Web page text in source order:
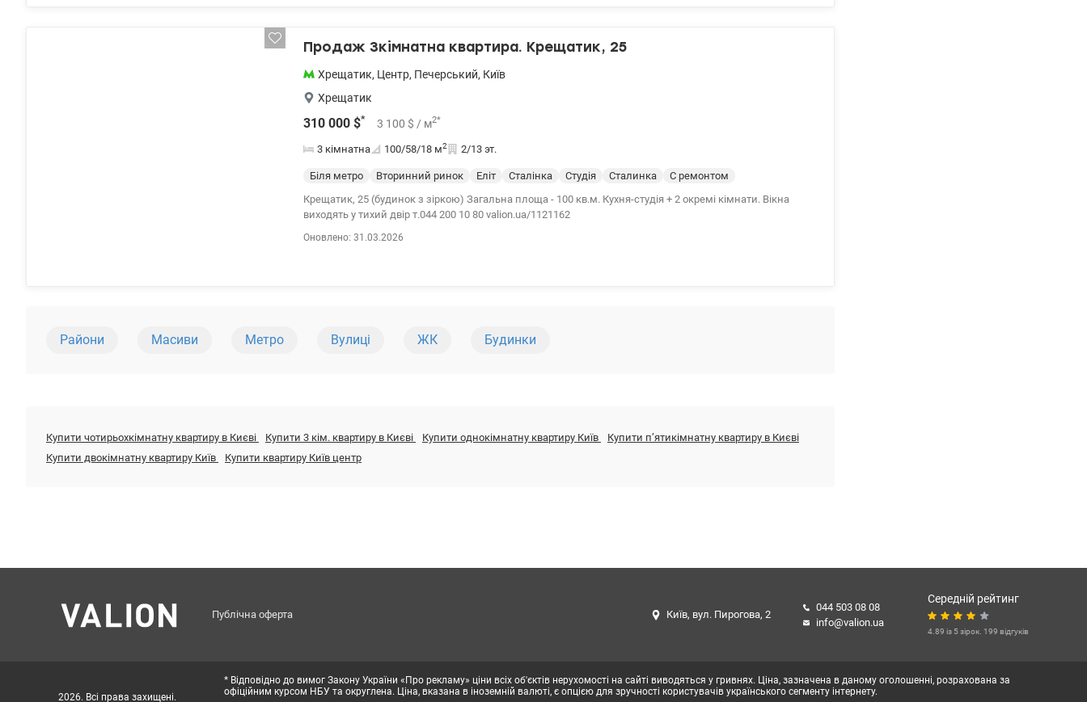
Продаж 3кімнатна квартира. Крещатик, 25
Хрещатик, Центр, Печерський, Київ
Хрещатик
310 000 $* 3 100 $ / м2*
3 кімнатна 100/58/18 м2 2/13 эт.
Біля метро Вторинний ринок Еліт Сталінка Студія Сталинка
С ремонтом
Крещатик, 25 (будинок з зіркою) Загальна площа - 100 кв.м. Кухня-студія + 2 окремі кімнати. Вікна
виходять у тихий двір т.044 200 10 80 valion.ua/1121162
Оновлено: 31.03.2026
Райони Масиви Метро Вулиці ЖК Будинки
Купити чотирьохкімнатну квартиру в Києві Купити 3 кім. квартиру в Києві Купити однокімнатну квартиру Київ
Купити пʼятикімнатну квартиру в Києві
Купити двокімнатну квартиру Київ
Купити квартиру Київ центр
Публічна оферта Київ, вул. Пирогова, 2
044 503 08 08
info@valion.ua
Середній рейтинг
4.89 із 5 зірок. 199 відгуків
2026. Всі права захищені.
* Відповідно до вимог Закону України «Про рекламу» ціни всіх об'єктів нерухомості на сайті виводяться у гривнях. Ціна, зазначена в даному оголошенні, розрахована за
офіційним курсом НБУ та округлена. Ціна, вказана в іноземній валюті, є опцією для зручності користувачів українського сегменту інтернету.